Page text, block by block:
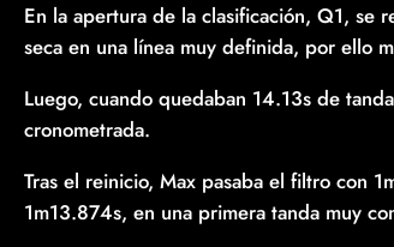
En la apertura de la clasificación, Q1, se
seca en una línea muy definida, por ello
Luego, cuando quedaban 14.13s de
cronometrada.
Tras el reinicio, Max pasaba el filtro con
1m13.874s, en una primera tanda muy